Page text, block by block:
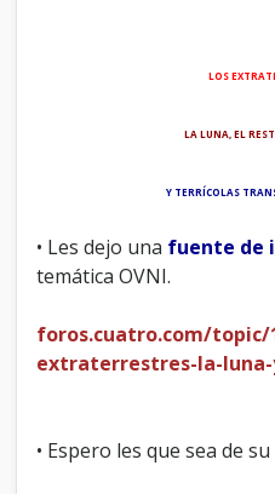
LOS
LA LUNA, EL
Y TERRÍCOLAS
• Les dejo una fuente de
temática OVNI.
foros.cuatro.com/topic/
extraterrestres-la-
• Espero les que sea de